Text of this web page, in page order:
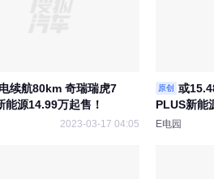
续航80km 奇瑞瑞虎7
能源14.99万起售！
2023-03-17 04:05
原创
或
PLUS新能
E电园